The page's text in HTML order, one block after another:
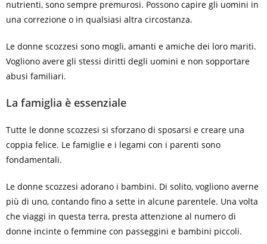
nutrienti, sono sempre premurosi. Possono capire gli uomini in
una correzione o in qualsiasi altra circostanza.
Le donne scozzesi sono mogli, amanti e amiche dei loro mariti.
Vogliono avere gli stessi diritti degli uomini e non sopportare
abusi familiari.
La famiglia è essenziale
Tutte le donne scozzesi si sforzano di sposarsi e creare una
coppia felice. Le famiglie e i legami con i parenti sono
fondamentali.
Le donne scozzesi adorano i bambini. Di solito, vogliono averne
più di uno, contando fino a sette in alcune parentele. Una volta
che viaggi in questa terra, presta attenzione al numero di
donne incinte o femmine con passeggini e bambini piccoli.